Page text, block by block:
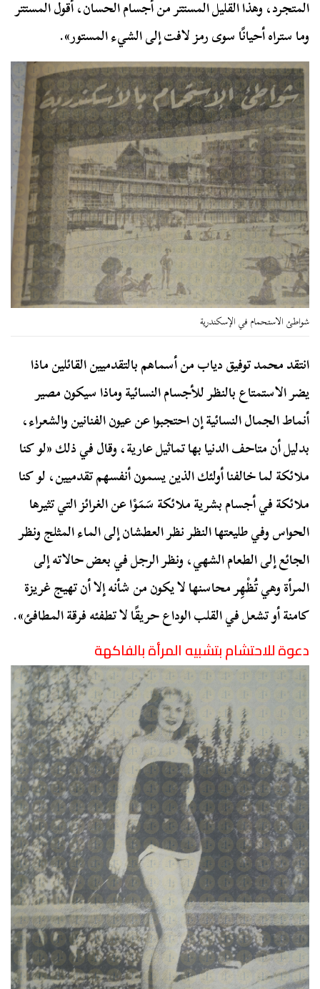
المتجرد، وهذا القليل المستتر من أجسام الحسان، أقول المستتر
وما ستراه أحيانًا سوى رمز لافت إلى الشيء المستور».
شواطئ الاستحمام في الإسكندرية
انتقد محمد توفيق دياب من أسماهم بالتقدميين القائلين ماذا
يضر الاستمتاع بالنظر للأجسام النسائية وماذا سيكون مصير
أنماط الجمال النسائية إن احتجبوا عن عيون الفنانين والشعراء،
بدليل أن متاحف الدنيا بها تماثيل عارية،وقال في ذلك «لو كنا
ملائكة لما خالفنا أولئك الذين يسمون أنفسهم تقدميين، لو كنا
ملائكة في أجسام بشرية ملائكة سَمَوْا عن الغرائز التي تثيرها
الحواس وفي طليعتها النظر نظر العطشان إلى الماء المثلج ونظر
الجائع إلى الطعام الشهي، ونظر الرجل في بعض حالاته إلى
المرأة وهي تُظْهِر محاسنها لا يكون من شأنه إلا أن تهيج غريزة
كامنة أو تشعل في القلب الوداع حريقًا لا تطفئه فرقة المطافئ».
دعوة للاحتشام بتشبيه المرأة بالفاكهة